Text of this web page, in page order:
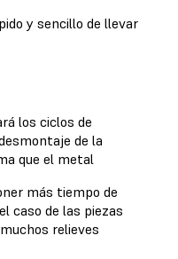
y sencillo de llevar
los ciclos de
de la
que el metal
más tiempo de
caso de las piezas
relieves